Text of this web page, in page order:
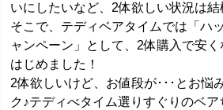
いにしたいなど、2体欲しい状況は結
そこで、テディベアタイムでは「ハ
ャンペーン」として、2体購入で安
はじめました！
2体欲しいけど、お値段が･･･とお悩
ク♪テディべタイム選りすぐりのベ